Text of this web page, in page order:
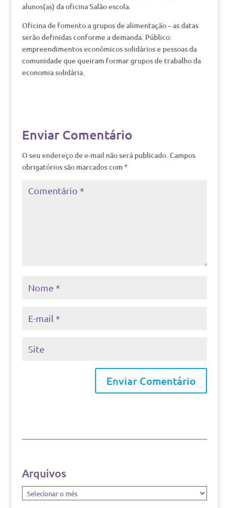
alunos(as) da oficina Salão escola.
Oficina de fomento a grupos de alimentação – as datas
serão definidas conforme a demanda. Público:
empreendimentos econômicos solidários e pessoas da
comunidade que queiram formar grupos de trabalho da
economia solidária.
Enviar Comentário
O seu endereço de e-mail não será publicado. Campos
obrigatórios são marcados com *
Arquivos
Arquivos